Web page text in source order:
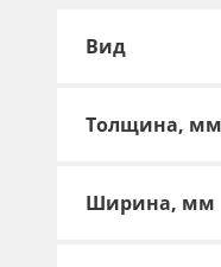
Светотехника
Упаковочные
Вид
Толщина, мм
Ширина, мм